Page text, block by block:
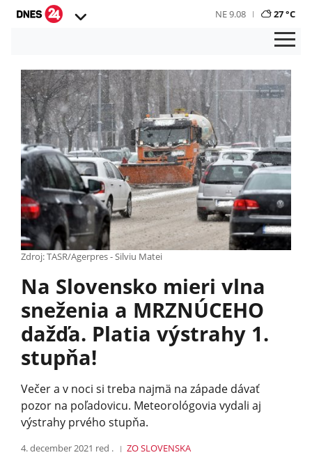
NE 9.08 27 °C
Zdroj: TASR/Agerpres - Silviu Matei
Na Slovensko mieri vlna
sneženia a MRZNÚCEHO
dažďa. Platia výstrahy 1.
stupňa!
Večer a v noci si treba najmä na západe dávať
pozor na poľadovicu. Meteorológovia vydali aj
výstrahy prvého stupňa.
4. december 2021 red . ZO SLOVENSKA